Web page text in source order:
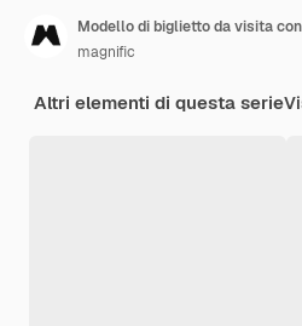
Modello di biglietto da visita
magnific
Altri elementi di questa serie